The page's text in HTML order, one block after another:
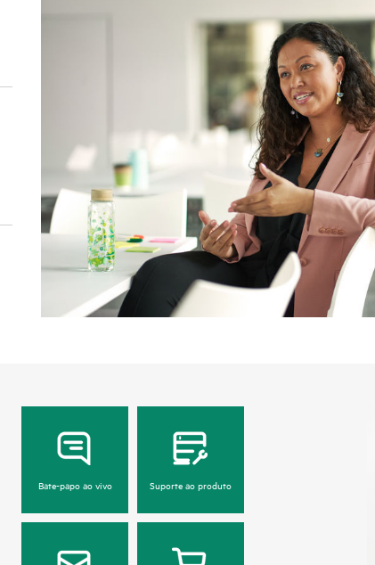
Bate-papo ao vivo Suporte ao produto